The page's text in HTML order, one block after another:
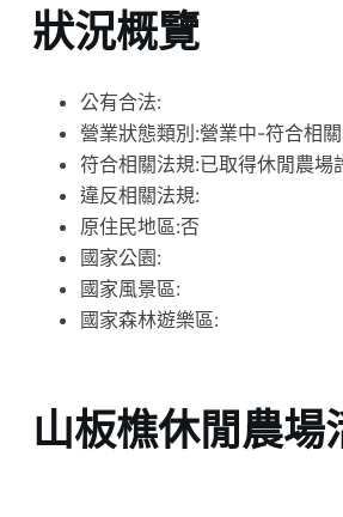
狀況概覽
公有合法:
營業狀態類別:營業中-符合相
符合相關法規:已取得休閒農場
違反相關法規:
原住民地區:否
國家公園:
國家風景區:
國家森林遊樂區:
山板樵休閒農場